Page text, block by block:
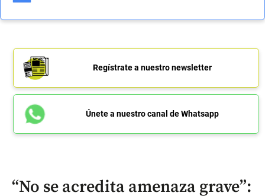
Regístrate a nuestro newsletter
Únete a nuestro canal de Whatsapp
“No se acredita amenaza grave”: